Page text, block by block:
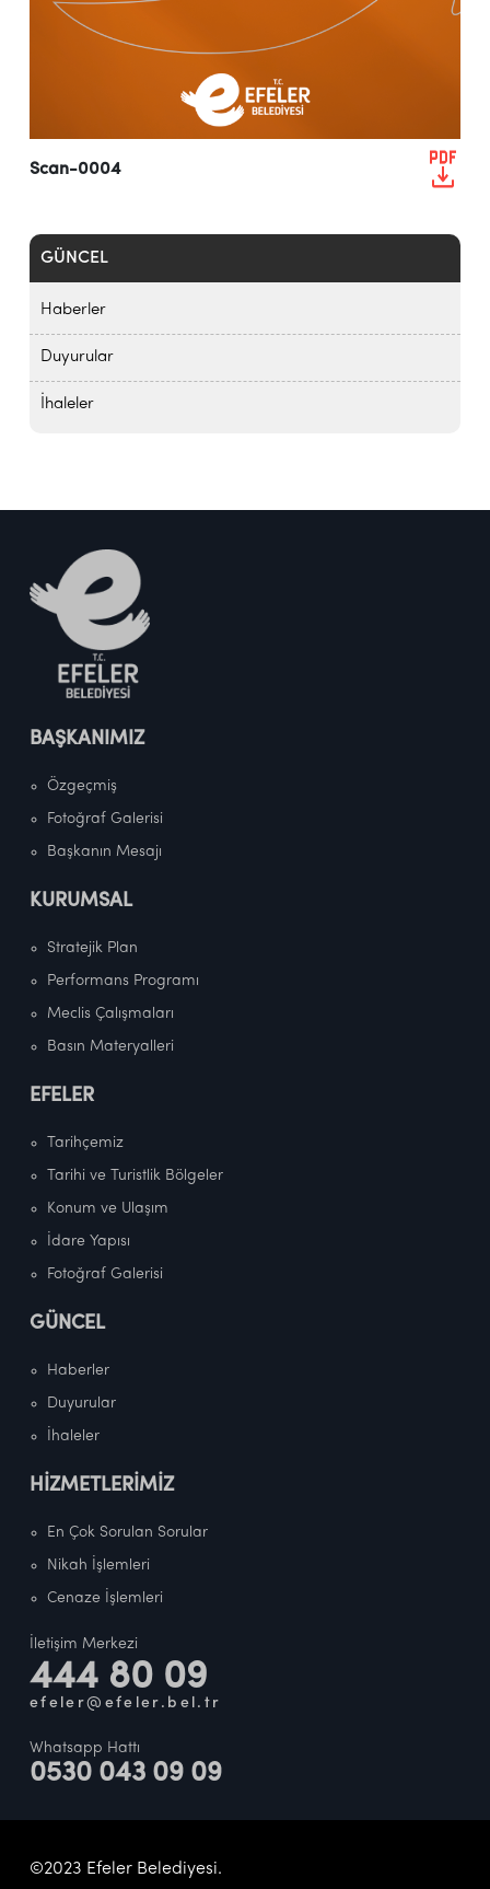
GÜNCEL
Haberler
Duyurular
İhaleler
Scan-0004
BAŞKANIMIZ
Özgeçmiş
Fotoğraf Galerisi
Başkanın Mesajı
KURUMSAL
Stratejik Plan
Performans Programı
Meclis Çalışmaları
Basın Materyalleri
EFELER
Tarihçemiz
Tarihi ve Turistlik Bölgeler
Konum ve Ulaşım
İdare Yapısı
Fotoğraf Galerisi
GÜNCEL
Haberler
Duyurular
İhaleler
HİZMETLERİMİZ
En Çok Sorulan Sorular
Nikah İşlemleri
Cenaze İşlemleri
İletişim Merkezi
444 80 09
efeler@efeler.bel.tr
Whatsapp Hattı
0530 043 09 09
©2023 Efeler Belediyesi.